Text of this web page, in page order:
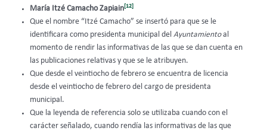
María Itzé Camacho Zapiain[12]
Que el nombre “Itzé Camacho” se insertó para que se le
identificara como presidenta municipal del Ayuntamientoal
momento de rendir las informativas de las que se dan cuenta en
las publicaciones relativas y que se le atribuyen.
Que desde el veintiocho de febrero se encuentra de licencia
desde el veintiocho de febrero del cargo de presidenta
municipal.
Que la leyenda de referencia solo se utilizaba cuando con el
carácter señalado, cuando rendía las informativas de las que